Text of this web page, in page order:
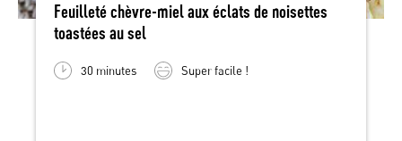
Feuilleté chèvre-miel aux éclats de noisettes
toastées au sel
30 minutes Super facile !